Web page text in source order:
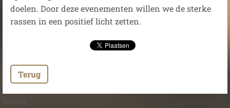
doelen. Door deze evenementen willen we de sterke
rassen in een positief licht zetten.
Terug